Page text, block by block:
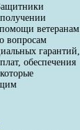
ветеранам
вопросам
гарантий,
обеспечения